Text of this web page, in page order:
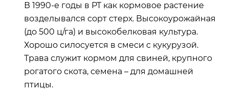
В 1990-е годы в РТ как кормовое растение
возделывался сорт стерх. Высокоурожайная
(до 500 ц/га) и высокобелковая культура.
Хорошо силосуется в смеси с кукурузой.
Трава служит кормом для свиней, крупного
рогатого скота, семена – для домашней
птицы.